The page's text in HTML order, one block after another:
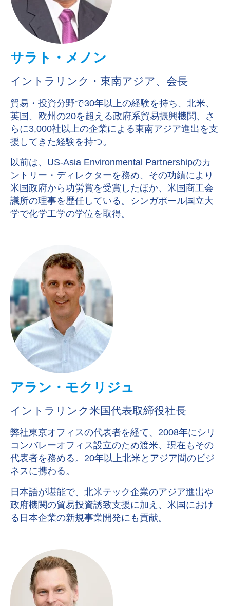
サラト・メノン
イントラリンク・東南アジア、会長
貿易・投資分野で30年以上の経験を持ち、北米、
英国、欧州の20を超える政府系貿易振興機関、さ
らに3,000社以上の企業による東南アジア進出を支
援してきた経験を持つ。
以前は、 US-Asia Environmental Partnershipのカ
ントリー・ディレクターを務め、その功績により
米国政府から功労賞を受賞したほか、米国商工会
議所の理事を歴任している。シンガポール国立大
学で化学工学の学位を取得。
アラン・モクリジュ
イントラリンク米国代表取締役社長
弊社東京オフィスの代表者を経て、2008年にシリ
コンバレーオフィス設立のため渡米、現在もその
代表者を務める。20年以上北米とアジア間のビジ
ネスに携わる。
日本語が堪能で、北米テック企業のアジア進出や
政府機関の貿易投資誘致支援に加え、米国におけ
る日本企業の新規事業開発にも貢献。